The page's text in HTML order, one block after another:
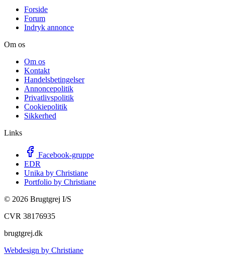
Forside
Forum
Indryk annonce
Om os
Om os
Kontakt
Handelsbetingelser
Annoncepolitik
Privatlivspolitik
Cookiepolitik
Sikkerhed
Links
Facebook-gruppe
EDR
Unika by Christiane
Portfolio by Christiane
© 2026 Brugtgrej I/S
CVR 38176935
brugtgrej.dk
Webdesign by Christiane